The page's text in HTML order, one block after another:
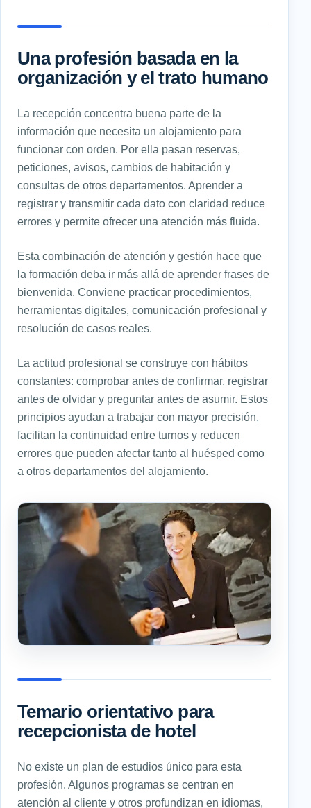
Una profesión basada en la
organización y el trato humano
La recepción concentra buena parte de la
información que necesita un alojamiento para
funcionar con orden. Por ella pasan reservas,
peticiones, avisos, cambios de habitación y
consultas de otros departamentos. Aprender a
registrar y transmitir cada dato con claridad reduce
errores y permite ofrecer una atención más fluida.
Esta combinación de atención y gestión hace que
la formación deba ir más allá de aprender frases de
bienvenida. Conviene practicar procedimientos,
herramientas digitales, comunicación profesional y
resolución de casos reales.
La actitud profesional se construye con hábitos
constantes: comprobar antes de confirmar, registrar
antes de olvidar y preguntar antes de asumir. Estos
principios ayudan a trabajar con mayor precisión,
facilitan la continuidad entre turnos y reducen
errores que pueden afectar tanto al huésped como
a otros departamentos del alojamiento.
Temario orientativo para
recepcionista de hotel
No existe un plan de estudios único para esta
profesión. Algunos programas se centran en
atención al cliente y otros profundizan en idiomas,